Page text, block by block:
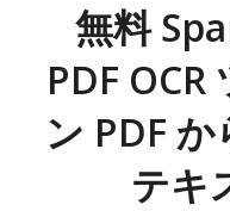
無料
PDF OCR
ン PDF
テキ